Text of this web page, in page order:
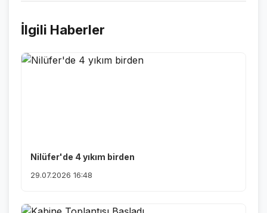
İlgili Haberler
Nilüfer'de 4 yıkım birden
29.07.2026 16:48